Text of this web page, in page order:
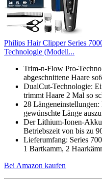
Philips Hair Clipper Series
Technologie (Modell...
Trim-n-Flow Pro-
abgeschnittene Haare
DualCut-Technologie:
trimmt Haare 2 Mal so
28
gewünschte Länge
Der Lithium-Ionen-Akku
Betriebszeit von bis zu
Lieferumfang: Series
1 Bartkamm, 2
Bei Amazon kaufen